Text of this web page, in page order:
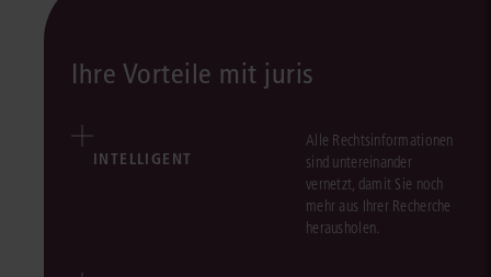
Ihre Vorteile mit juris
INTELLIGENT
Alle Rechtsinformationen
sind untereinander
vernetzt, damit Sie noch
mehr aus Ihrer Recherche
herausholen.